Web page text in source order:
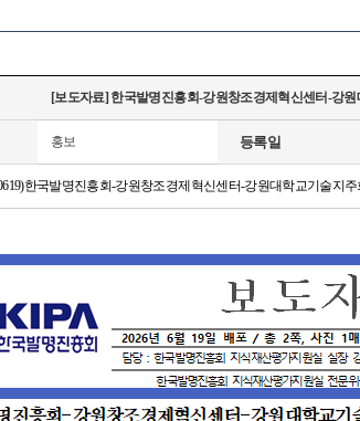
[보도자료] 한국발명진흥회-강원창조경제혁신센터-강
홍보 등록일
한국발명진흥회-강원창조경제혁신센터-강원대학교기술지